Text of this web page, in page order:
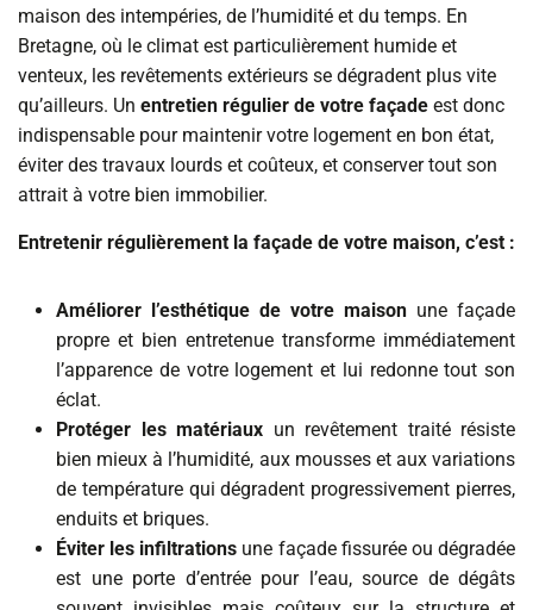
maison des intempéries, de l’humidité et du temps. En
Bretagne, où le climat est particulièrement humide et
venteux, les revêtements extérieurs se dégradent plus vite
qu’ailleurs. Un entretien régulier de votre façade est donc
indispensable pour maintenir votre logement en bon état,
éviter des travaux lourds et coûteux, et conserver tout son
attrait à votre bien immobilier.
Entretenir régulièrement la façade de votre maison, c’est :
Améliorer l’esthétique de votre maison une façade
propre et bien entretenue transforme immédiatement
l’apparence de votre logement et lui redonne tout son
éclat.
Protéger les matériaux un revêtement traité résiste
bien mieux à l’humidité, aux mousses et aux variations
de température qui dégradent progressivement pierres,
enduits et briques.
Éviter les infiltrations une façade fissurée ou dégradée
est une porte d’entrée pour l’eau, source de dégâts